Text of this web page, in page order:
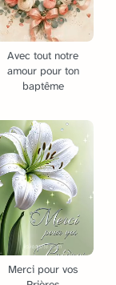
Avec tout notre
amour pour ton
baptême
Merci pour vos